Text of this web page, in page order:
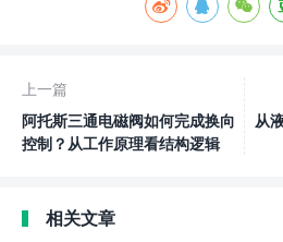
上一篇
阿托斯三通电磁阀如何完成换向
控制？从工作原理看结构逻辑
从
相关文章